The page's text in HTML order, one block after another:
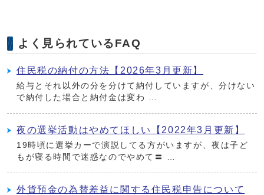
よく見られているFAQ
住民税の納付の方法【2026年3月更新】
給与とそれ以外の分を分けて納付していますが、分けない
で納付した場合と納付金は変わ …
夜の選挙活動はやめてほしい【2022年3月更新】
19時頃に選挙カーで演説してる方がいますが、夜は子ど
もが寝る時間で迷惑なのでやめて〓 …
外貨預金の為替差益に関する住民税申告について